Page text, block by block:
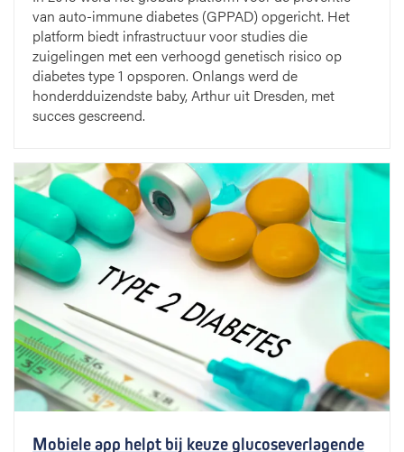
van auto-immune diabetes (GPPAD) opgericht. Het
platform biedt infrastructuur voor studies die
zuigelingen met een verhoogd genetisch risico op
diabetes type 1 opsporen. Onlangs werd de
honderdduizendste baby, Arthur uit Dresden, met
succes gescreend.
Mobiele app helpt bij keuze glucoseverlagende